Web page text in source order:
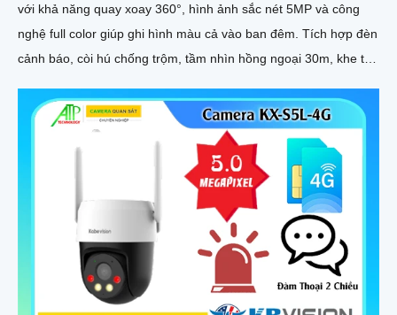
với khả năng quay xoay 360°, hình ảnh sắc nét 5MP và công
nghệ full color giúp ghi hình màu cả vào ban đêm. Tích hợp đèn
cảnh báo, còi hú chống trộm, tầm nhìn hồng ngoại 30m, khe thẻ
động ổn định trong mọi điều kiện